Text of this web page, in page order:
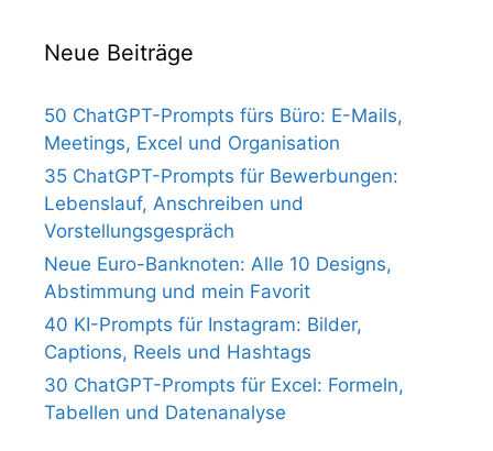
Neue Beiträge
50 ChatGPT-Prompts fürs Büro: E-Mails,
Meetings, Excel und Organisation
35 ChatGPT-Prompts für Bewerbungen:
Lebenslauf, Anschreiben und
Vorstellungsgespräch
Neue Euro-Banknoten: Alle 10 Designs,
Abstimmung und mein Favorit
40 KI-Prompts für Instagram: Bilder,
Captions, Reels und Hashtags
30 ChatGPT-Prompts für Excel: Formeln,
Tabellen und Datenanalyse